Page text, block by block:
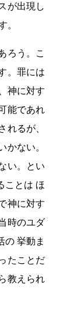
が出現し
。
ろう。こ
。罪には
神に対す
能であれ
れるが、
かない。
い。とい
ことは ほ
神に対す
時のユダ
の 挙動ま
たことだ
教えられ